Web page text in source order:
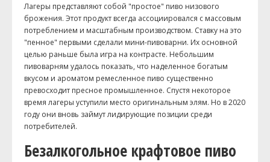
Лагеры представляют собой "простое" пиво низового
брожения. Этот продукт всегда ассоциировался с массовым
потреблением и масштабным производством. Ставку на это
"пенное" первыми сделали мини-пивоварни. Их основной
целью раньше была игра на контрасте. Небольшим
пивоварням удалось показать, что наделенное богатым
вкусом и ароматом ремесленное пиво существенно
превосходит пресное промышленное. Спустя некоторое
время лагеры уступили место оригинальным элям. Но в 2020
году они вновь займут лидирующие позиции среди
потребителей.
Безалкогольное крафтовое пиво